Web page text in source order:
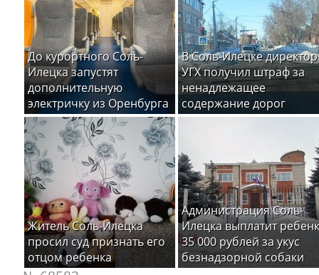
До курортного Соль-
Илецка запустят
дополнительную
электричку из Оренбурга
В Соль-Илецке директор
УГХ получил штраф за
ненадлежащее
содержание дорог
Житель Соль-Илецка
просил суд признать его
отцом ребенка
Администрация Соль-
Илецка выплатит
35 000 рублей за укус
безнадзорной собаки